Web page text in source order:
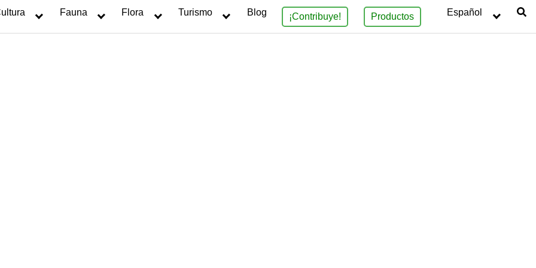
Fauna Flora Turismo Blog ¡Contribuye! Productos Español